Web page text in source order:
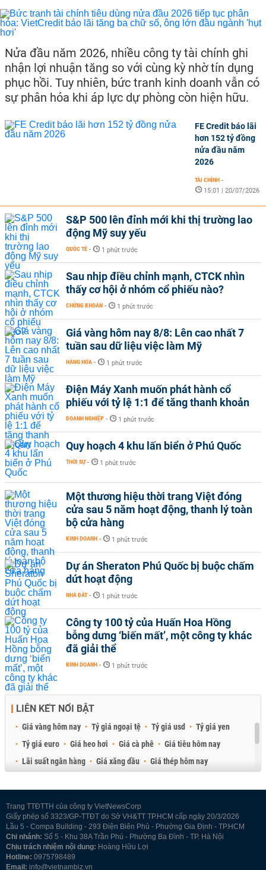
Nửa đầu năm 2026, nhiều công ty tài chính ghi
nhận lợi nhuận tăng so với cùng kỳ nhờ tín dụng
phục hồi. Tuy nhiên, bức tranh kinh doanh vẫn có
sự phân hóa khi áp lực dự phòng còn hiện hữu.
FE Credit báo lãi
hơn 152 tỷ đồng
nửa đầu năm
2026
TÀI CHÍNH -
15:01 | 20/07/2026
S&P 500 lên đỉnh mới khi thị trường lao
động Mỹ suy yếu
QUỐC TẾ - 1 phút trước
Sau nhịp điều chỉnh mạnh, CTCK nhìn
thấy cơ hội ở nhóm cổ phiếu nào?
CHỨNG KHOÁN - 1 phút trước
Giá vàng hôm nay 8/8: Lên cao nhất 7
tuần sau dữ liệu việc làm Mỹ
HÀNG HÓA - 1 phút trước
Điện Máy Xanh muốn phát hành cổ
phiếu với tỷ lệ 1:1 để tăng thanh khoản
DOANH NGHIỆP - 1 phút trước
Quy hoạch 4 khu lấn biển ở Phú Quốc
THỜI SỰ - 1 phút trước
Một thương hiệu thời trang Việt đóng
cửa sau 5 năm hoạt động, thanh lý toàn
bộ cửa hàng
KINH DOANH - 1 phút trước
Dự án Sheraton Phú Quốc bị buộc chấm
dứt hoạt động
NHÀ ĐẤT - 1 phút trước
Công ty 100 tỷ của Huấn Hoa Hồng
bỗng dưng ‘biến mất’, một công ty khác
đã giải thể
KINH DOANH - 1 phút trước
LIÊN KẾT NỔI BẬT
Giá vàng hôm nay Tỷ giá ngoại tệ Tỷ giá usd
Tỷ giá yen
Tỷ giá euro
Giá heo hơi Giá cà phê
Giá tiêu hôm nay
Lãi suất ngân hàng
Giá xăng dầu
Giá thép hôm nay
Trang TTĐTTH của công ty VietNewsCorp
Giấy phép số 3323/GP-TTĐT do Sở VH&TT TP.HCM cấp ngày 20/3/2026
Lầu 5 - Compa Building - 293 Điện Biên Phủ - Phường Gia Định - TP.HCM
Chi nhánh: Số 5 - Khu 38A Trần Phú - Phường Ba Đình - TP. Hà Nội
Chịu trách nhiệm nội dung: Hoàng Hữu Lợi
Hotline: 0975798489
Email: info@vietnambiz.vn